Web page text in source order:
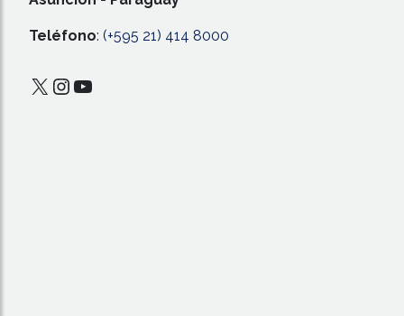
Teléfono: (+595 21) 414 8000
X Instagram
YouTube